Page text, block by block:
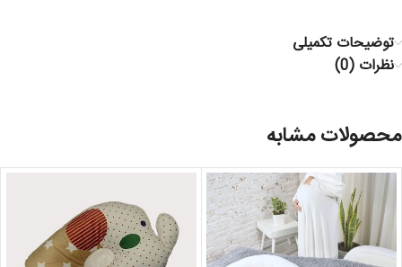
توضیحات تکمیلی
نظرات (0)
محصولات مشابه